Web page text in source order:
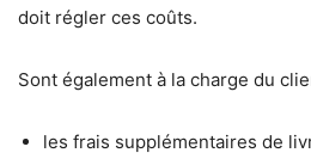
doit régler ces coûts.
Sont également à la charge du
les frais supplémentaires de